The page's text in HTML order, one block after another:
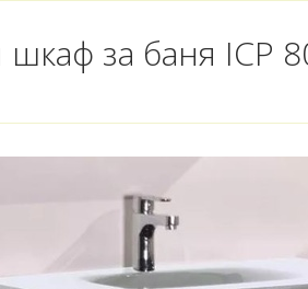
за баня ICP